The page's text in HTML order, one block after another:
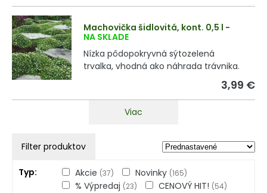
Machovička šidlovitá, kont. 0,5 l -
NA SKLADE
Nízka pôdopokryvná sýtozelená
trvalka, vhodná ako náhrada trávnika.
3,99 €
Viac
Filter produktov
Typ Akcie (37) Novinky (165)
% Výpredaj (23) CENOVÝ HIT! (54)